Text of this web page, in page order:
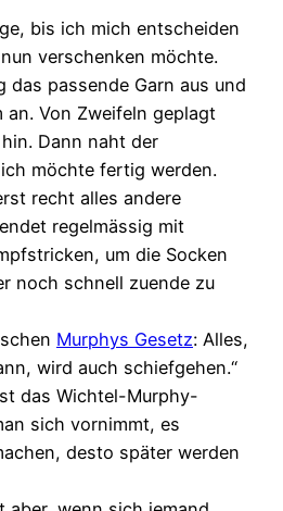
bis ich mich entscheiden
verschenken möchte.
das passende Garn aus und
an. Von Zweifeln geplagt
Dann naht der
möchte fertig werden.
recht alles andere
regelmässig mit
um die Socken
noch schnell zuende zu
Murphys Gesetz: Alles,
wird auch schiefgehen.“
das Wichtel-Murphy-
sich vornimmt, es
desto später werden